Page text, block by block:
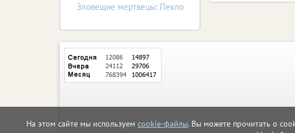
На этом сайте мы используем cookie-файлы. Вы можете прочитать о
Зловещие мертвецы: Пекло